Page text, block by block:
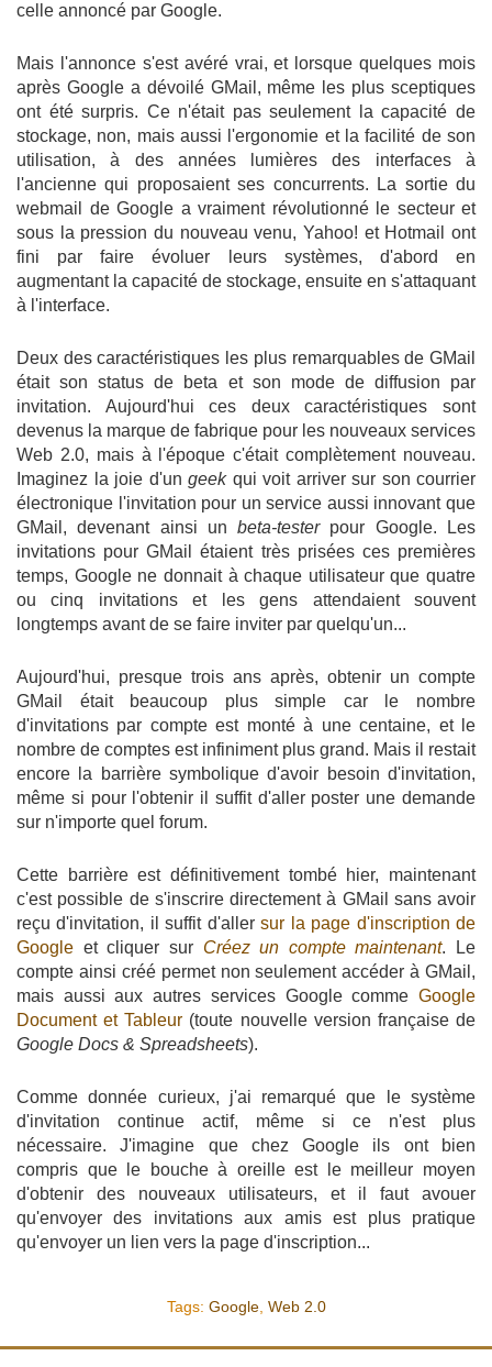
celle annoncé par Google.
Mais l'annonce s'est avéré vrai, et lorsque quelques mois
après Google a dévoilé GMail, même les plus sceptiques
ont été surpris. Ce n'était pas seulement la capacité de
stockage, non, mais aussi l'ergonomie et la facilité de son
utilisation, à des années lumières des interfaces à
l'ancienne qui proposaient ses concurrents. La sortie du
webmail de Google a vraiment révolutionné le secteur et
sous la pression du nouveau venu, Yahoo! et Hotmail ont
fini par faire évoluer leurs systèmes, d'abord en
augmentant la capacité de stockage, ensuite en s'attaquant
à l'interface.
Deux des caractéristiques les plus remarquables de GMail
était son status de beta et son mode de diffusion par
invitation. Aujourd'hui ces deux caractéristiques sont
devenus la marque de fabrique pour les nouveaux services
Web 2.0, mais à l'époque c'était complètement nouveau.
Imaginez la joie d'un geekqui voit arriver sur son courrier
électronique l'invitation pour un service aussi innovant que
GMail, devenant ainsi unbeta-testerpour Google. Les
invitations pour GMail étaient très prisées ces premières
temps, Google ne donnait à chaque utilisateur que quatre
ou cinq invitations et les gens attendaient souvent
longtemps avant de se faire inviter par quelqu'un...
Aujourd'hui, presque trois ans après, obtenir un compte
GMail était beaucoup plus simple car le nombre
d'invitations par compte est monté à une centaine, et le
nombre de comptes est infiniment plus grand. Mais il restait
encore la barrière symbolique d'avoir besoin d'invitation,
même si pour l'obtenir il suffit d'aller poster une demande
sur n'importe quel forum.
Cette barrière est définitivement tombé hier, maintenant
c'est possible de s'inscrire directement à GMail sans avoir
reçu d'invitation, il suffit d'allersur la page d'inscription de
Google et cliquer sur Créez un compte maintenant. Le
compte ainsi créé permet non seulement accéder à GMail,
mais aussi aux autres services Google comme Google
Document et Tableur (toute nouvelle version française de
Google Docs & Spreadsheets).
Comme donnée curieux, j'ai remarqué que le système
d'invitation continue actif, même si ce n'est plus
nécessaire. J'imagine que chez Google ils ont bien
compris que le bouche à oreille est le meilleur moyen
d'obtenir des nouveaux utilisateurs, et il faut avouer
qu'envoyer des invitations aux amis est plus pratique
qu'envoyer un lien vers la page d'inscription...
Tags: Google, Web 2.0